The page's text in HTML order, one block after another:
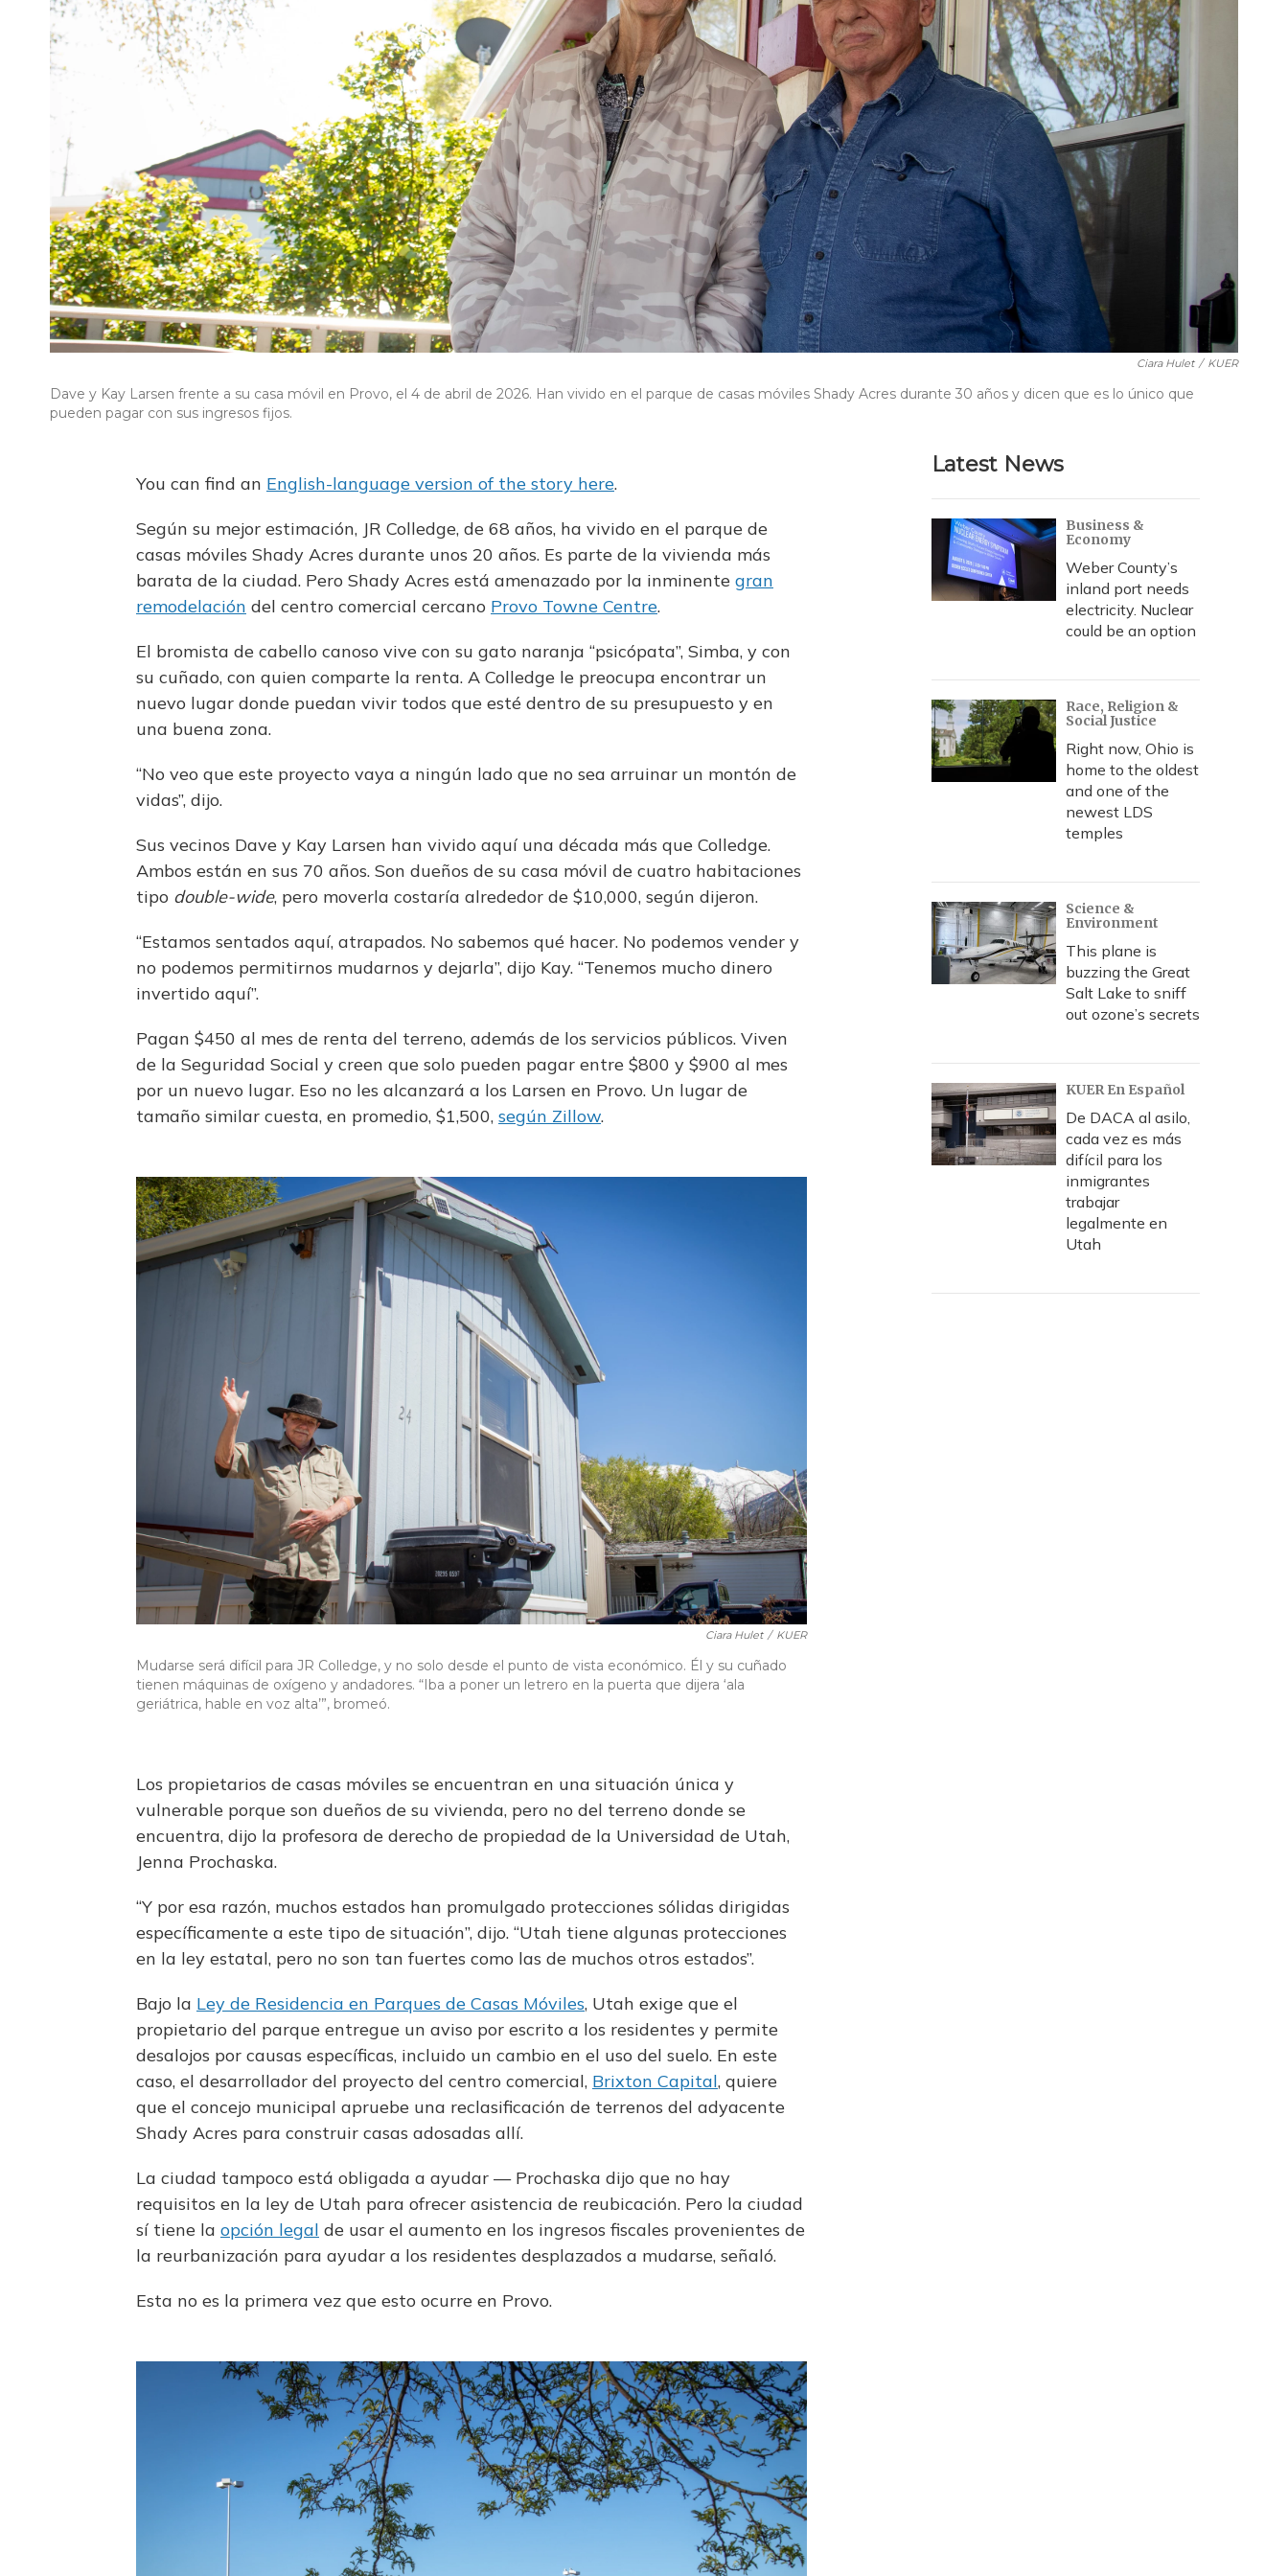
Ciara Hulet / KUER
Dave y Kay Larsen frente a su casa móvil en Provo, el 4 de abril de 2026. Han vivido en el parque de casas móviles Shady Acres durante 30 años y dicen que es lo único que
pueden pagar con sus ingresos fijos.
You can find an English-language version of the story here.
Según su mejor estimación, JR Colledge, de 68 años, ha vivido en el parque de
casas móviles Shady Acres durante unos 20 años. Es parte de la vivienda más
barata de la ciudad. Pero Shady Acres está amenazado por la inminente gran
remodelación del centro comercial cercano Provo Towne Centre.
El bromista de cabello canoso vive con su gato naranja “psicópata”, Simba, y con
su cuñado, con quien comparte la renta. A Colledge le preocupa encontrar un
nuevo lugar donde puedan vivir todos que esté dentro de su presupuesto y en
una buena zona.
“No veo que este proyecto vaya a ningún lado que no sea arruinar un montón de
vidas”, dijo.
Sus vecinos Dave y Kay Larsen han vivido aquí una década más que Colledge.
Ambos están en sus 70 años. Son dueños de su casa móvil de cuatro habitaciones
tipo double-wide, pero moverla costaría alrededor de $10,000, según dijeron.
“Estamos sentados aquí, atrapados. No sabemos qué hacer. No podemos vender y
no podemos permitirnos mudarnos y dejarla”, dijo Kay. “Tenemos mucho dinero
invertido aquí”.
Pagan $450 al mes de renta del terreno, además de los servicios públicos. Viven
de la Seguridad Social y creen que solo pueden pagar entre $800 y $900 al mes
por un nuevo lugar. Eso no les alcanzará a los Larsen en Provo. Un lugar de
tamaño similar cuesta, en promedio, $1,500, según Zillow.
Ciara Hulet / KUER
Mudarse será difícil para JR Colledge, y no solo desde el punto de vista económico. Él y su cuñado
tienen máquinas de oxígeno y andadores. “Iba a poner un letrero en la puerta que dijera ‘ala
geriátrica, hable en voz alta’”, bromeó.
Los propietarios de casas móviles se encuentran en una situación única y
vulnerable porque son dueños de su vivienda, pero no del terreno donde se
encuentra, dijo la profesora de derecho de propiedad de la Universidad de Utah,
Jenna Prochaska.
“Y por esa razón, muchos estados han promulgado protecciones sólidas dirigidas
específicamente a este tipo de situación”, dijo. “Utah tiene algunas protecciones
en la ley estatal, pero no son tan fuertes como las de muchos otros estados”.
Bajo la Ley de Residencia en Parques de Casas Móviles, Utah exige que el
propietario del parque entregue un aviso por escrito a los residentes y permite
desalojos por causas específicas, incluido un cambio en el uso del suelo. En este
caso, el desarrollador del proyecto del centro comercial, Brixton Capital, quiere
que el concejo municipal apruebe una reclasificación de terrenos del adyacente
Shady Acres para construir casas adosadas allí.
La ciudad tampoco está obligada a ayudar — Prochaska dijo que no hay
requisitos en la ley de Utah para ofrecer asistencia de reubicación. Pero la ciudad
sí tiene la opción legal de usar el aumento en los ingresos fiscales provenientes de
la reurbanización para ayudar a los residentes desplazados a mudarse, señaló.
Esta no es la primera vez que esto ocurre en Provo.
Latest News
Business &
Economy
Weber County’s
inland port needs
electricity. Nuclear
could be an option
Race, Religion &
Social Justice
Right now, Ohio is
home to the oldest
and one of the
newest LDS
temples
Science &
Environment
This plane is
buzzing the Great
Salt Lake to sniff
out ozone’s secrets
KUER En Español
De DACA al asilo,
cada vez es más
difícil para los
inmigrantes
trabajar
legalmente en
Utah